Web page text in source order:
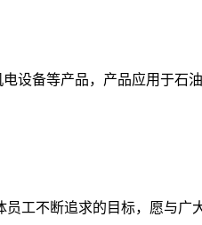
备等产品，产品应用于石油
工不断追求的目标，愿与广